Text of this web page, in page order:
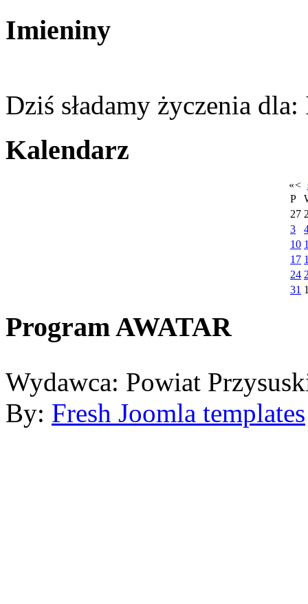
Imieniny
Dziś sładamy życzenia dla:
Kalendarz
«<
P
27
3
10
17
24
31
Program AWATAR
Wydawca: Powiat
By: Fresh Joomla templates